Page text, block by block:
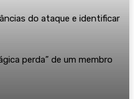
do ataque e identificar
perda” de um membro